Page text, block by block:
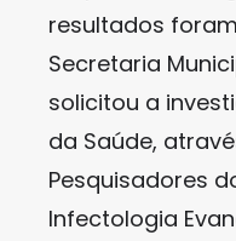
resultados
Secretaria
solicitou a
da Saúde,
Pesquisadores
Infectologia